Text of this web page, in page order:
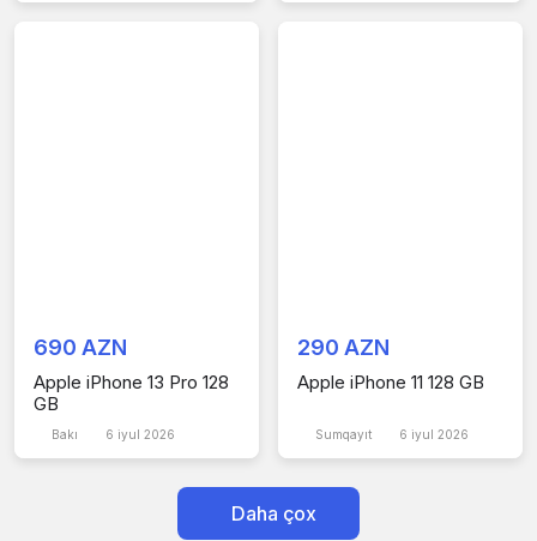
690 AZN
Apple iPhone 13 Pro 128
GB
290 AZN
Apple iPhone 11 128 GB
Daha çox